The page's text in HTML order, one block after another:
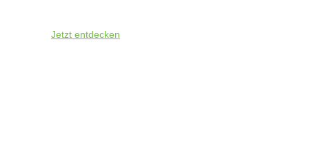
Jetzt entdecken